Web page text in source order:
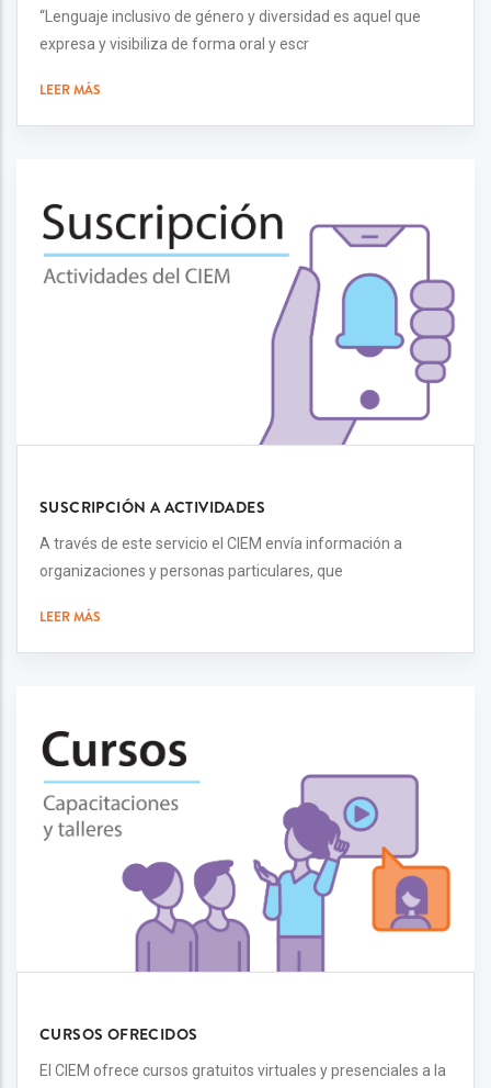
“Lenguaje inclusivo de género y diversidad es aquel que
expresa y visibiliza de forma oral y escr
LEER MÁS
SUSCRIPCIÓN A ACTIVIDADES
A través de este servicio el CIEM envía información a
organizaciones y personas particulares, que
LEER MÁS
CURSOS OFRECIDOS
El CIEM ofrece cursos gratuitos virtuales y presenciales a la